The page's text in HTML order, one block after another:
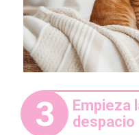
3
Empieza
despacio